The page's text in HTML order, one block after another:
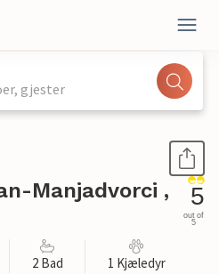
gjester
Manjadvorci ,
5
out of
5
2 Bad 1 Kjæledyr